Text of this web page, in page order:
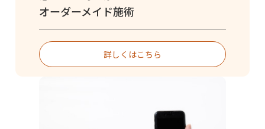
オーダーメイド施術
詳しくはこちら